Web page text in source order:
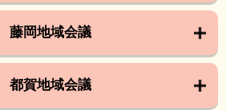
藤岡地域会議
都賀地域会議